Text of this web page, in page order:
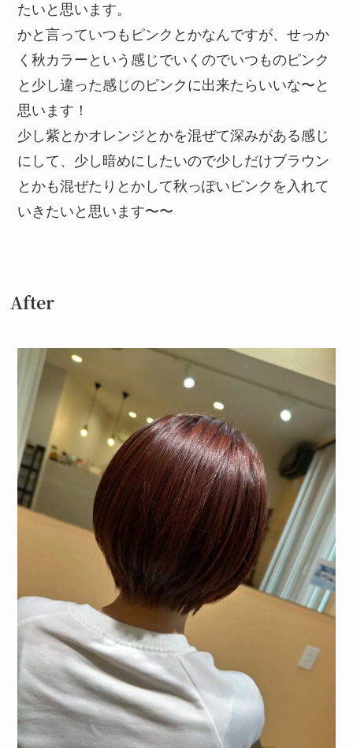
たいと思います。
かと言っていつもピンクとかなんですが、せっか
く秋カラーという感じでいくのでいつものピンク
と少し違った感じのピンクに出来たらいいな〜と
思います！
少し紫とかオレンジとかを混ぜて深みがある感じ
にして、少し暗めにしたいので少しだけブラウン
とかも混ぜたりとかして秋っぽいピンクを入れて
いきたいと思います〜〜
After